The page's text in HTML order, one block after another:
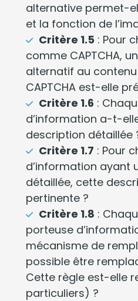
alternative permet-
et la fonction de
Critère 1.5 : Pour
comme CAPTCHA,
alternatif au
CAPTCHA est-elle
Critère 1.6 :
d’information a-t-
description détaillée
Critère 1.7 : Pour
d’information ayant
détaillée, cette
pertinente ?
Critère 1.8 :
porteuse
mécanisme de
possible être
Cette règle est-elle
particuliers) ?